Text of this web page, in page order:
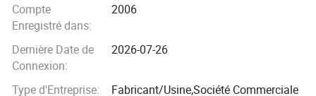
Compte
Enregistré dans:
2006
Dernière Date de
Connexion:
2026-07-26
Type d'Entreprise:
Fabricant/Usine,Société Commerciale